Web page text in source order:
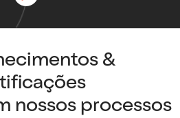
&
nossos processos